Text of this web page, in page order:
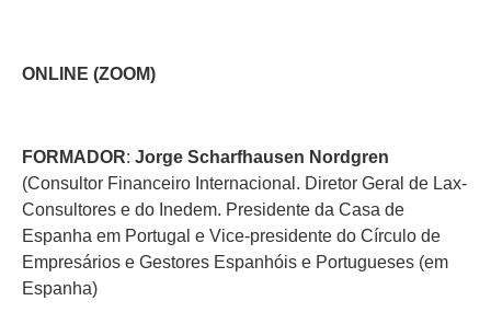
ONLINE (ZOOM)
FORMADOR: Jorge Scharfhausen Nordgren
(Consultor Financeiro Internacional. Diretor Geral de Lax-
Consultores e do Inedem. Presidente da Casa de
Espanha em Portugal e Vice-presidente do Círculo de
Empresários e Gestores Espanhóis e Portugueses (em
Espanha)